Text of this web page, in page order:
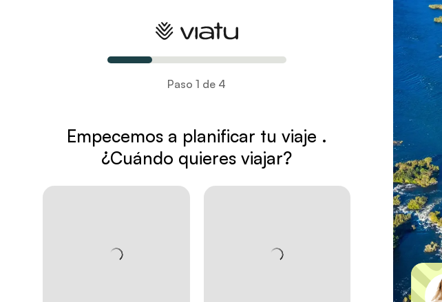
Paso 1 de 4
Empecemos a planificar tu viaje .
¿Cuándo quieres viajar?